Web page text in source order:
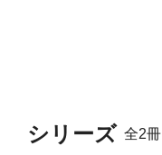
シリーズ 全2冊